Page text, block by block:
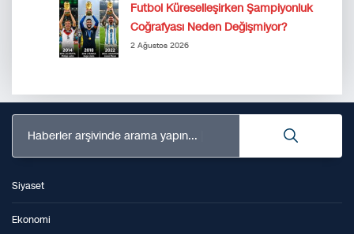
Futbol Küreselleşirken Şampiyonluk
Coğrafyası Neden Değişmiyor?
2 Ağustos 2026
Haberler arşivinde arama yapın...
Siyaset
Ekonomi